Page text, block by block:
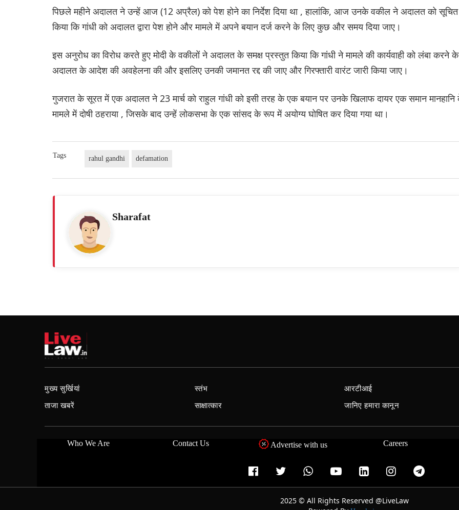
पिछले महीने अदालत ने उन्हें आज (12 अप्रैल) को पेश होने का निर्देश दिया था , हालांकि, आज उनके वकील ने अदालत को सूचित
किया कि गांधी को अदालत द्वारा पेश होने और मामले में अपने बयान दर्ज करने के लिए कुछ और समय दिया जाए।
इस अनुरोध का विरोध करते हुए मोदी के वकीलों ने अदालत के समक्ष प्रस्तुत किया कि गांधी ने मामले की कार्यवाही को लंबा करने के
अदालत के आदेश की अवहेलना की और इसलिए उनकी जमानत रद्द की जाए और गिरफ्तारी वारंट जारी किया जाए।
गुजरात के सूरत में एक अदालत ने 23 मार्च को राहुल गांधी को इसी तरह के एक बयान पर उनके खिलाफ दायर एक समान
मामले में दोषी ठहराया , जिसके बाद उन्हें लोकसभा के एक सांसद के रूप में अयोग्य घोषित कर दिया गया था।
Tags rahul gandhi defamation
Sharafat
मुख्य सुर्खियां
ताजा खबरें
स्तंभ
साक्षात्कार
आरटीआई
जानिए हमारा कानून
Who We Are Contact Us Advertise with us Careers
2025 © All Rights Reserved @LiveLaw